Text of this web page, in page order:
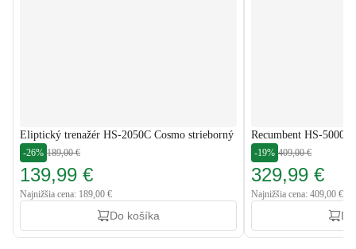
Eliptický trenažér HS-2050C Cosmo strieborný
-26% 189,00 €
139,99 €
Najnižšia cena: 189,00 €
Do košíka
Recumbent HS-5000L
-19% 409,00 €
329,99 €
Najnižšia cena: 409,00 €